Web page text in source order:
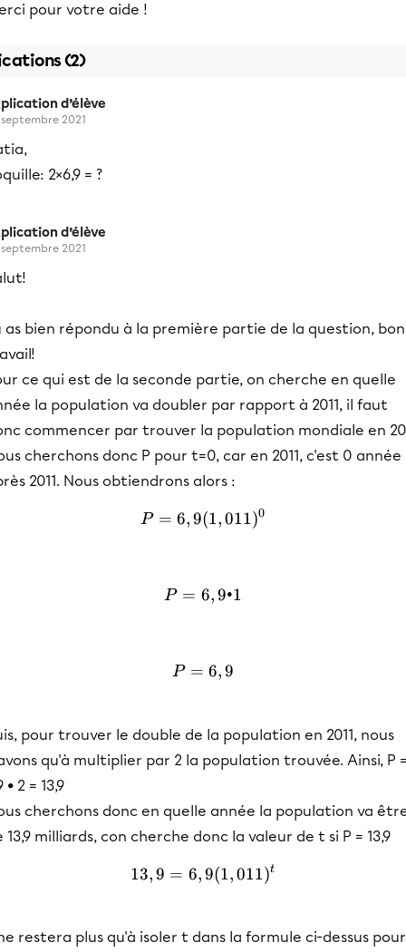
pour votre aide !
(2)
d’élève
septembre 2021
2×6,9 = ?
d’élève
septembre 2021
as bien répondu à la première partie de la question, bon
ce qui est de la seconde partie, on cherche en quelle
la population va doubler par rapport à 2011, il faut
commencer par trouver la population mondiale en
cherchons donc P pour t=0, car en 2011, c'est 0 année
2011. Nous obtiendrons alors :
P=6,9(1,011)^0
P = 6,9(1, 011)0
P=6,9 • 1
P = 6,9•1
P=6,9
P = 6,9
pour trouver le double de la population en 2011, nous
qu'à multiplier par 2 la population trouvée. Ainsi, P
• 2 = 13,9
cherchons donc en quelle année la population va
13,9 milliards, con cherche donc la valeur de t si P = 13,9
13,9=6,9(1,011)^t
13,9 = 6,9(1,011)t
restera plus qu'à isoler t dans la formule ci-dessus pour